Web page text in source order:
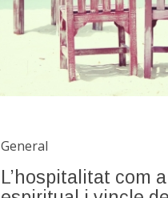
General
L’hospitalitat com